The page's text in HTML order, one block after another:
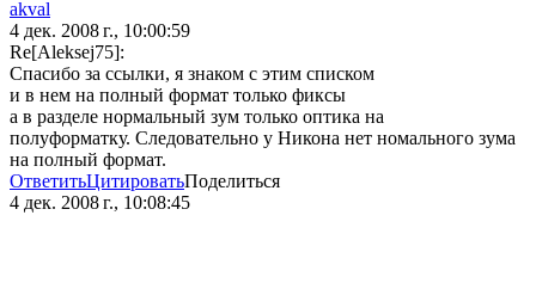
akval
4 дек. 2008 г., 10:00:59
Re[Aleksej75]:
Спасибо за ссылки, я знаком с этим списком
и в нем на полный формат только фиксы
а в разделе нормальный зум только оптика на
полуформатку. Следовательно у Никона нет номального зума
на полный формат.
ОтветитьЦитироватьПоделиться
4 дек. 2008 г., 10:08:45